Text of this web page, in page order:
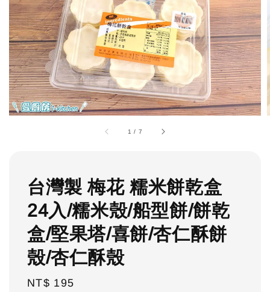
1 / 7
台灣製 梅花 糯米餅乾盒
24入/糯米殼/船型餅/餅乾
盒/堅果塔/喜餅/杏仁酥餅
殼/杏仁酥殼
Regular
NT$ 195